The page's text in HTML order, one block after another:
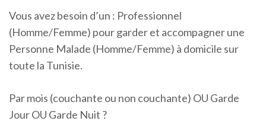
Vous avez besoin d’un : Professionnel
(Homme/Femme) pour garder et accompagner une
Personne Malade (Homme/Femme) à domicile sur
toute la Tunisie.
Par mois (couchante ou non couchante) OU Garde
Jour OU Garde Nuit ?